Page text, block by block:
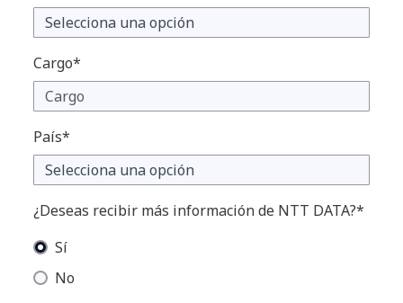
Cargo*
País*
¿Deseas recibir más información de NTT DATA?*
Sí
No